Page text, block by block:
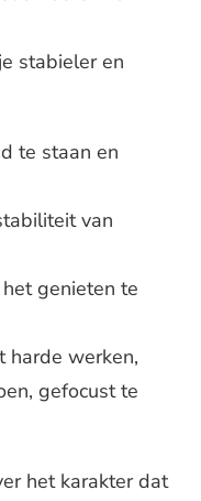
stabieler en
te staan en
van
genieten te
harde werken,
gefocust te
het karakter dat